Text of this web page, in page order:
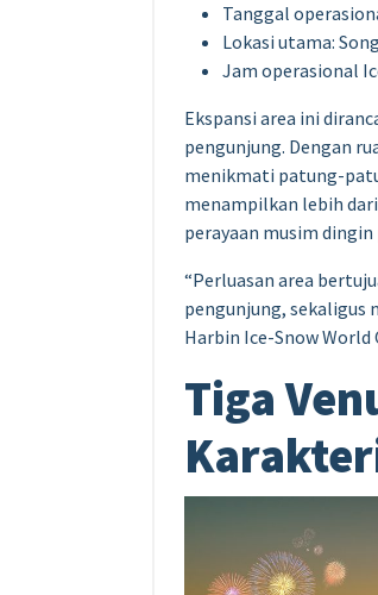
Tanggal
Lokasi utama:
Jam operasional
Ekspansi area ini
pengunjung. Dengan
menikmati patung-
menampilkan lebih dari
perayaan musim dingin
“Perluasan area
pengunjung, sekaligus
Harbin Ice-Snow
Tiga